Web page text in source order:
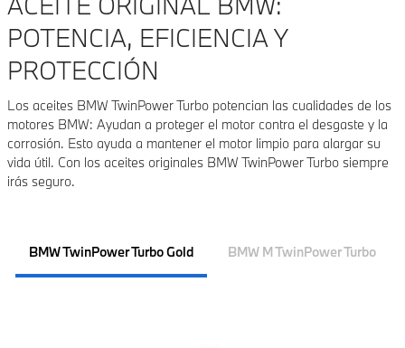
POTENCIA, EFICIENCIA Y
PROTECCIÓN
Los aceites BMW TwinPower Turbo potencian las cualidades de los
motores BMW: Ayudan a proteger el motor contra el desgaste y la
corrosión. Esto ayuda a mantener el motor limpio para alargar su
vida útil. Con los aceites originales BMW TwinPower Turbo siempre
irás seguro.
BMW TwinPower Turbo Gold BMW M TwinPower Turbo